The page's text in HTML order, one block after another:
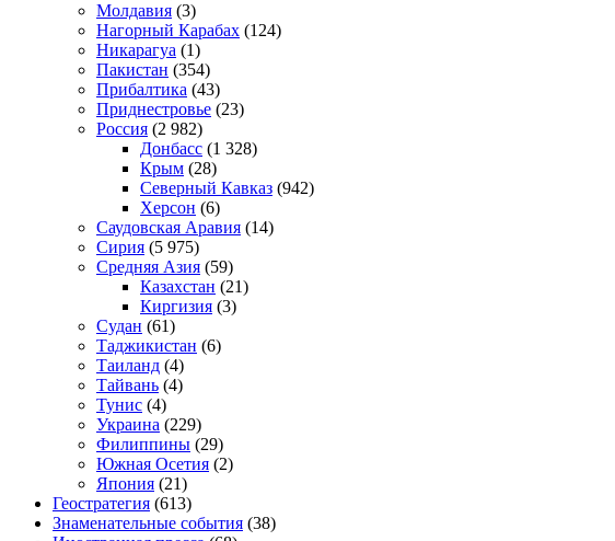
Молдавия (3)
Нагорный Карабах (124)
Никарагуа (1)
Пакистан (354)
Прибалтика (43)
Приднестровье (23)
Россия (2 982)
Донбасс (1 328)
Крым (28)
Северный Кавказ (942)
Херсон (6)
Саудовская Аравия (14)
Сирия (5 975)
Средняя Азия (59)
Казахстан (21)
Киргизия (3)
Судан (61)
Таджикистан (6)
Таиланд (4)
Тайвань (4)
Тунис (4)
Украина (229)
Филиппины (29)
Южная Осетия (2)
Япония (21)
Геостратегия (613)
Знаменательные события (38)